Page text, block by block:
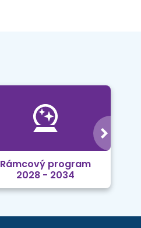
Rámcový program
2028 - 2034